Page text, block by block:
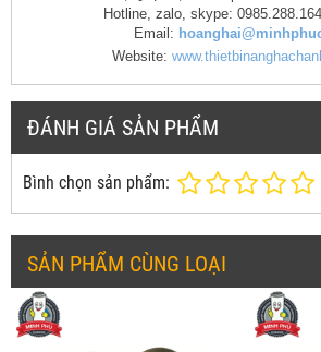
Hotline, zalo, skype:
Email:
Website:
ĐÁNH GIÁ SẢN PHẨM
Bình chọn sản phẩm:
SẢN PHẨM CÙNG LOẠI